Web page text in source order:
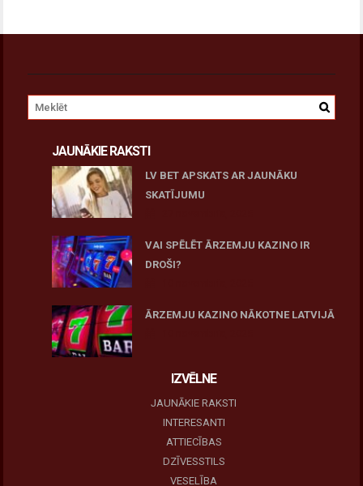
JAUNĀKIE RAKSTI
LV BET APSKATS AR JAUNĀKU
SKATĪJUMU
VAI SPĒLĒT ĀRZEMJU KAZINO IR
DROŠI?
ĀRZEMJU KAZINO NĀKOTNE LATVIJĀ
IZVĒLNE
JAUNĀKIE RAKSTI
INTERESANTI
ATTIECĪBAS
DZĪVESSTILS
VESELĪBA